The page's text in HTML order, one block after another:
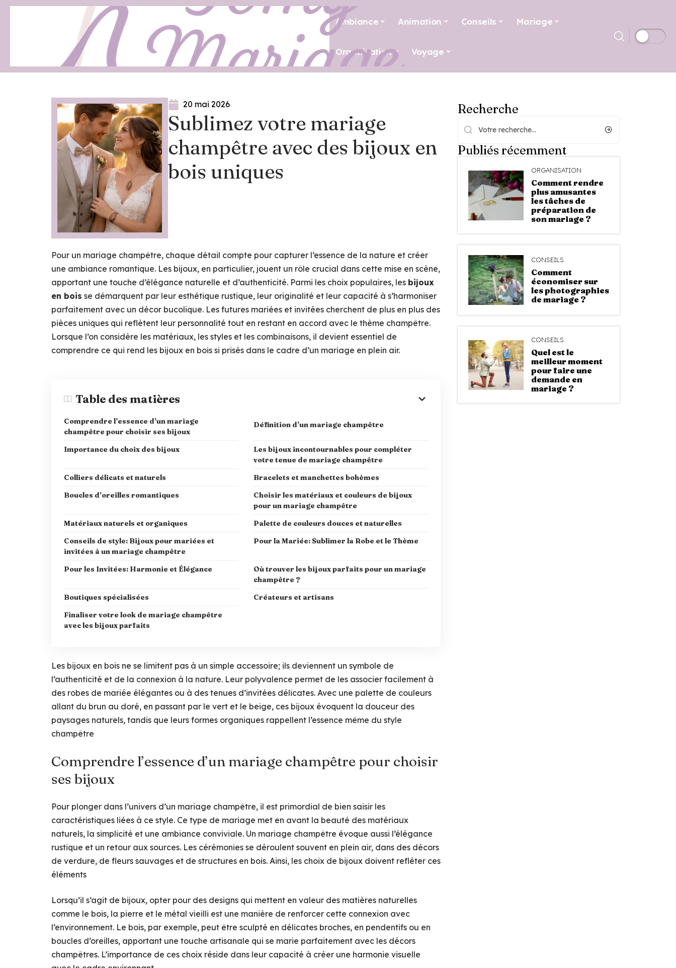
Ambiance Animation Conseils Mariage
Organisation Voyage
20 mai 2026
Sublimez votre mariage
champêtre avec des bijoux en
bois uniques
Pour un mariage champêtre, chaque détail compte pour capturer l’essence de la nature et créer
une ambiance romantique. Les bijoux, en particulier, jouent un rôle crucial dans cette mise en scène,
apportant une touche d’élégance naturelle et d’authenticité. Parmi les choix populaires, les bijoux
en bois se démarquent par leur esthétique rustique, leur originalité et leur capacité à s’harmoniser
parfaitement avec un décor bucolique. Les futures mariées et invitées cherchent de plus en plus des
pièces uniques qui reflètent leur personnalité tout en restant en accord avec le thème champêtre.
Lorsque l’on considère les matériaux, les styles et les combinaisons, il devient essentiel de
comprendre ce qui rend les bijoux en bois si prisés dans le cadre d’un mariage en plein air.
Table des matières
Comprendre l’essence d’un mariage
champêtre pour choisir ses bijoux
Définition d’un mariage champêtre
Importance du choix des bijoux
Les bijoux incontournables pour compléter
votre tenue de mariage champêtre
Colliers délicats et naturels
Bracelets et manchettes bohèmes
Boucles d’oreilles romantiques
Choisir les matériaux et couleurs de bijoux
pour un mariage champêtre
Matériaux naturels et organiques
Palette de couleurs douces et naturelles
Conseils de style: Bijoux pour mariées et
invitées à un mariage champêtre
Pour la Mariée: Sublimer la Robe et le Thème
Pour les Invitées: Harmonie et Élégance
Où trouver les bijoux parfaits pour un mariage
champêtre ?
Boutiques spécialisées
Créateurs et artisans
Finaliser votre look de mariage champêtre
avec les bijoux parfaits
Les bijoux en bois ne se limitent pas à un simple accessoire; ils deviennent un symbole de
l’authenticité et de la connexion à la nature. Leur polyvalence permet de les associer facilement à
des robes de mariée élégantes ou à des tenues d’invitées délicates. Avec une palette de couleurs
allant du brun au doré, en passant par le vert et le beige, ces bijoux évoquent la douceur des
paysages naturels, tandis que leurs formes organiques rappellent l’essence même du style
champêtre
Comprendre l’essence d’un mariage champêtre pour choisir
ses bijoux
Pour plonger dans l’univers d’un mariage champêtre, il est primordial de bien saisir les
caractéristiques liées à ce style. Ce type de mariage met en avant la beauté des matériaux
naturels, la simplicité et une ambiance conviviale. Un mariage champêtre évoque aussi l’élégance
rustique et un retour aux sources. Les cérémonies se déroulent souvent en plein air, dans des décors
de verdure, de fleurs sauvages et de structures en bois. Ainsi, les choix de bijoux doivent refléter ces
éléments
Lorsqu’il s’agit de bijoux, opter pour des designs qui mettent en valeur des matières naturelles
comme le bois, la pierre et le métal vieilli est une manière de renforcer cette connexion avec
l’environnement. Le bois, par exemple, peut être sculpté en délicates broches, en pendentifs ou en
boucles d’oreilles, apportant une touche artisanale qui se marie parfaitement avec les décors
champêtres. L’importance de ces choix réside dans leur capacité à créer une harmonie visuelle
Recherche
Publiés récemment
ORGANISATION
Comment rendre
plus amusantes
les tâches de
préparation de
son mariage ?
CONSEILS
Comment
économiser sur
les photographies
de mariage ?
CONSEILS
Quel est le
meilleur moment
pour faire une
demande en
mariage ?